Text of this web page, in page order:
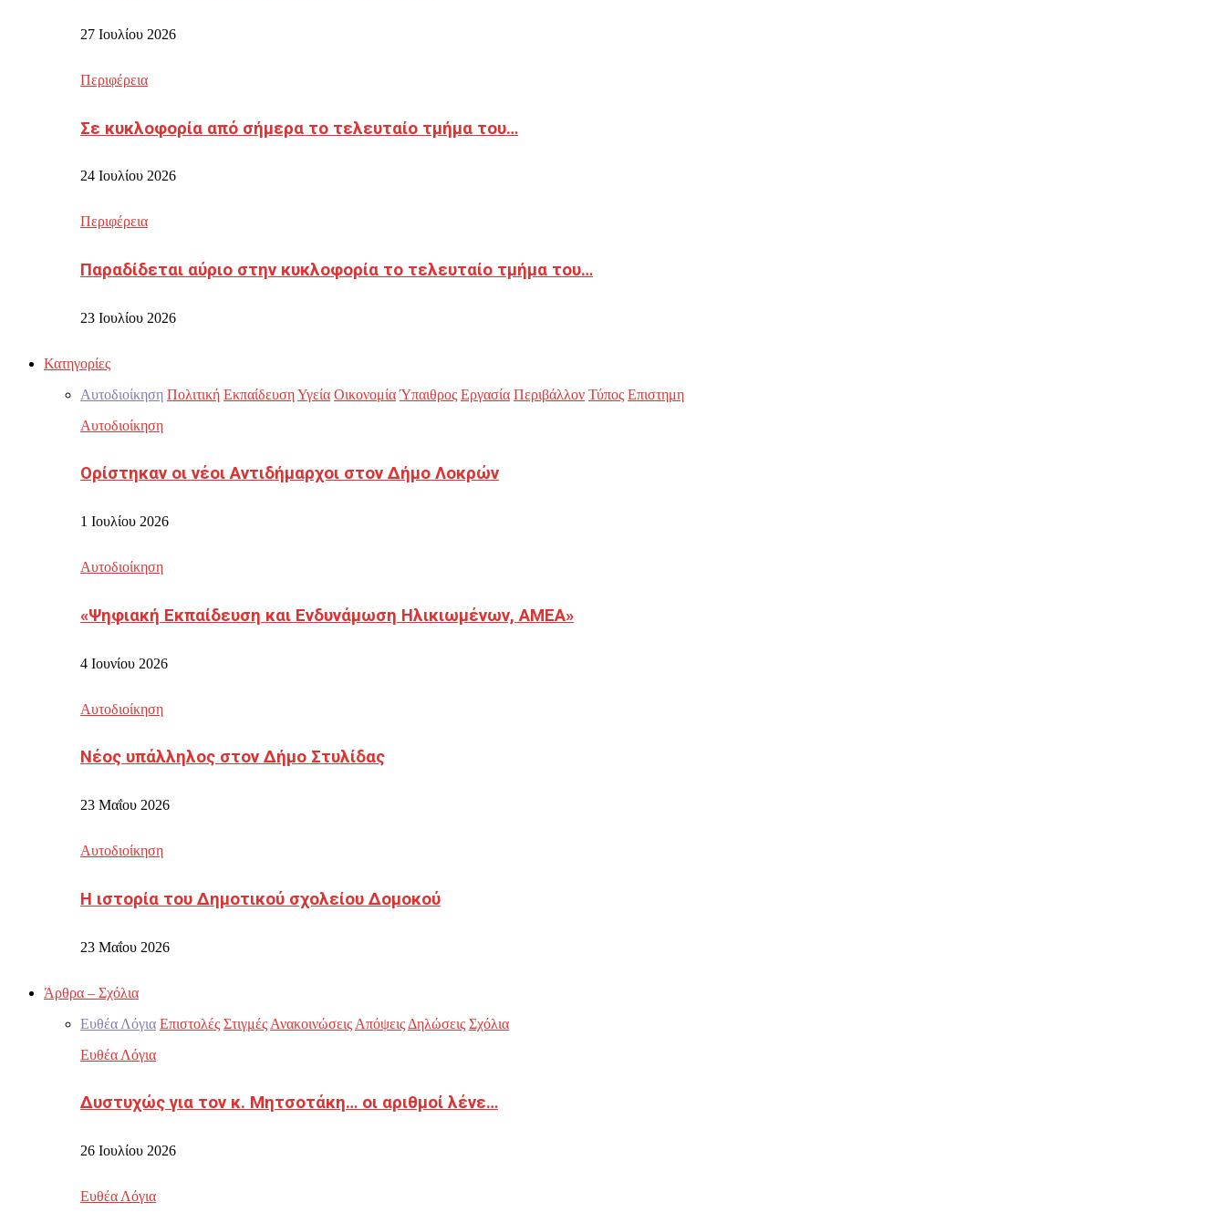
27 Ιουλίου 2026
Περιφέρεια
Σε κυκλοφορία από σήμερα το τελευταίο τμήμα του…
24 Ιουλίου 2026
Περιφέρεια
Παραδίδεται αύριο στην κυκλοφορία το τελευταίο τμήμα του…
23 Ιουλίου 2026
Κατηγορίες
Αυτοδιοίκηση Πολιτική ΕκπαίδευσηΥγεία Οικονομία Ύπαιθρος Εργασία Περιβάλλον Τύπος Επιστημη
Αυτοδιοίκηση
Ορίστηκαν οι νέοι Αντιδήμαρχοι στον Δήμο Λοκρών
1 Ιουλίου 2026
Αυτοδιοίκηση
«Ψηφιακή Εκπαίδευση και Ενδυνάμωση Ηλικιωμένων, ΑΜΕΑ»
4 Ιουνίου 2026
Αυτοδιοίκηση
Νέος υπάλληλος στον Δήμο Στυλίδας
23 Μαΐου 2026
Αυτοδιοίκηση
Η ιστορία του Δημοτικού σχολείου Δομοκού
23 Μαΐου 2026
Άρθρα – Σχόλια
Ευθέα Λόγια Επιστολές Στιγμές Ανακοινώσεις Απόψεις Δηλώσεις Σχόλια
Ευθέα Λόγια
Δυστυχώς για τον κ. Μητσοτάκη… οι αριθμοί λένε…
26 Ιουλίου 2026
Ευθέα Λόγια